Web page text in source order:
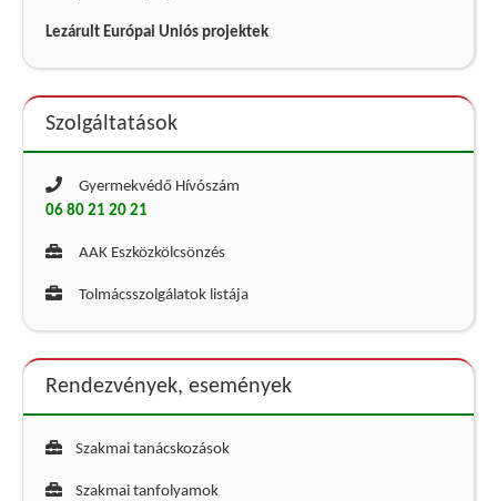
Lezárult Európai Uniós projektek
Szolgáltatások
Gyermekvédő Hívószám
06 80 21 20 21
AAK Eszközkölcsönzés
Tolmácsszolgálatok listája
Rendezvények, események
Szakmai tanácskozások
Szakmai tanfolyamok